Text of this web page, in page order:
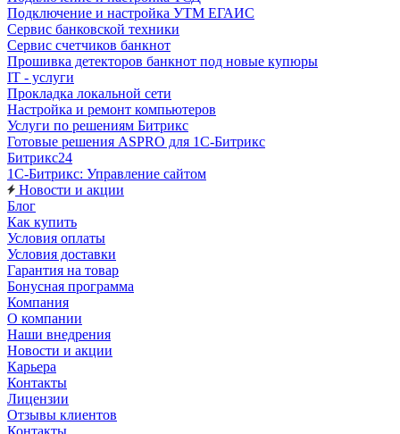
Подключение и настройка УТМ ЕГАИС
Сервис банковской техники
Сервис счетчиков банкнот
Прошивка детекторов банкнот под новые купюры
IT - услуги
Прокладка локальной сети
Настройка и ремонт компьютеров
Услуги по решениям Битрикс
Готовые решения ASPRO для 1С-Битрикс
Битрикс24
1С-Битрикс: Управление сайтом
Новости и акции
Блог
Как купить
Условия оплаты
Условия доставки
Гарантия на товар
Бонусная программа
Компания
О компании
Наши внедрения
Новости и акции
Карьера
Контакты
Лицензии
Отзывы клиентов
Контакты